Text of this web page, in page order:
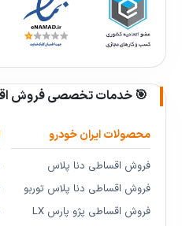
🎯 خدمات تخصصی فروش
محصولات ایران خودرو
فروش اقساطی دنا پلاس
فروش اقساطی دنا پلاس توربو
فروش اقساطی پژو پارس LX